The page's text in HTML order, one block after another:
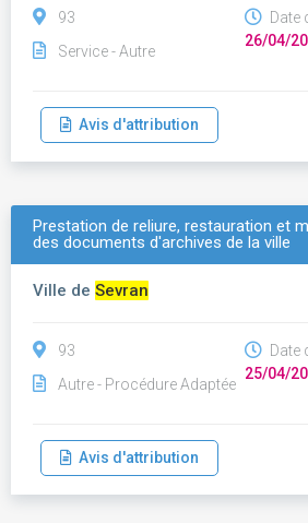
93
Service - Autre
Date
26/04/
Avis d'attribution
Prestation de reliure, restauration et
des documents d'archives de la ville
Ville de Sevran
93
Autre - Procédure Adaptée
Date
25/04/
Avis d'attribution